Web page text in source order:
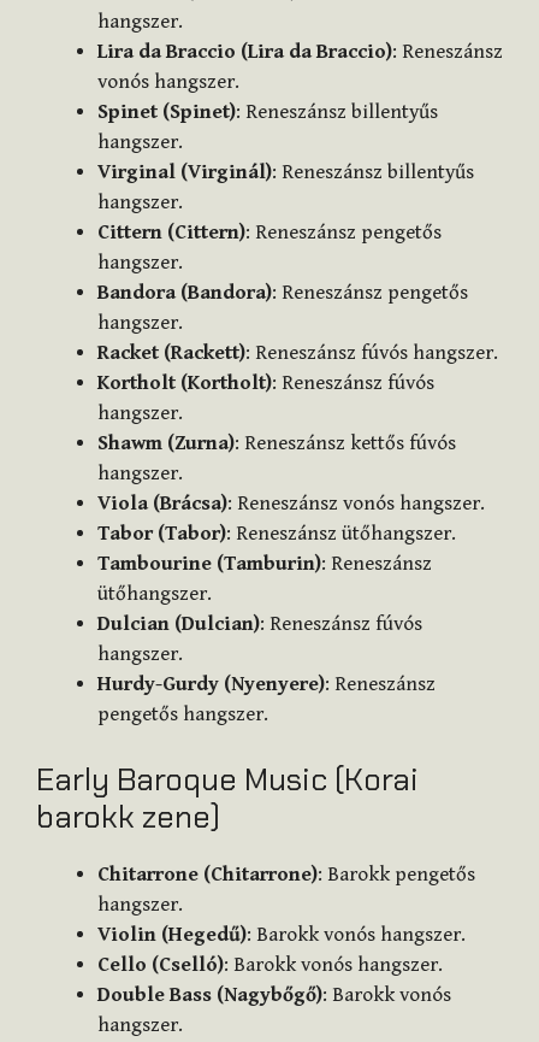
hangszer.
Lira da Braccio (Lira da Braccio): Reneszánsz
vonós hangszer.
Spinet (Spinet): Reneszánsz billentyűs
hangszer.
Virginal (Virginál): Reneszánsz billentyűs
hangszer.
Cittern (Cittern): Reneszánsz pengetős
hangszer.
Bandora (Bandora): Reneszánsz pengetős
hangszer.
Racket (Rackett): Reneszánsz fúvós hangszer.
Kortholt (Kortholt): Reneszánsz fúvós
hangszer.
Shawm (Zurna): Reneszánsz kettős fúvós
hangszer.
Viola (Brácsa): Reneszánsz vonós hangszer.
Tabor (Tabor): Reneszánsz ütőhangszer.
Tambourine (Tamburin): Reneszánsz
ütőhangszer.
Dulcian (Dulcian): Reneszánsz fúvós
hangszer.
Hurdy-Gurdy (Nyenyere): Reneszánsz
pengetős hangszer.
Early Baroque Music (Korai
barokk zene)
Chitarrone (Chitarrone): Barokk pengetős
hangszer.
Violin (Hegedű): Barokk vonós hangszer.
Cello (Cselló): Barokk vonós hangszer.
Double Bass (Nagybőgő): Barokk vonós
hangszer.